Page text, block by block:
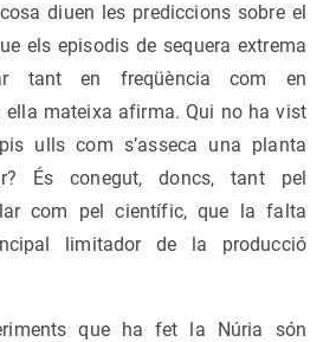
diuen les prediccions sobre el
els episodis de sequera extrema
tant en freqüència com en
mateixa afirma. Qui no ha vist
ulls com s’asseca una planta
És conegut, doncs, tant pel
com pel científic, que la falta
limitador de la producció
que ha fet la Núria són